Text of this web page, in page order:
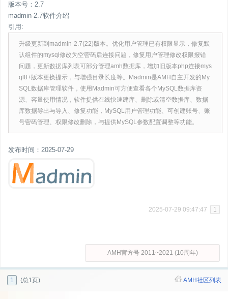
版本号：2.7
madmin-2.7软件介绍
引用:
升级更新到madmin-2.7(22)版本。优化用户管理已有权限显示，修复默
认组件的mysql修改为空密码后连接问题，修复用户管理修改权限报错
问题，更新数据库列表可部分管理amh数据库，增加旧版本php连接mys
ql8+版本更换提示，与增强目录长度等。Madmin是AMH自主开发的My
SQL数据库管理软件，使用Madmin可方便查看各个MySQL数据库资
源、容量使用情况，软件提供在线快速建库、删除或清空数据库、数据
库数据导出与导入、修复功能，MySQL用户管理功能、可创建账号、账
号密码管理、权限修改删除，与提供MySQL参数配置调整等功能。
发布时间：2025-07-29
2025-07-29 09:47:47 1
AMH官方号 2011~2021 (10周年)
1 (总1页) AMH社区列表